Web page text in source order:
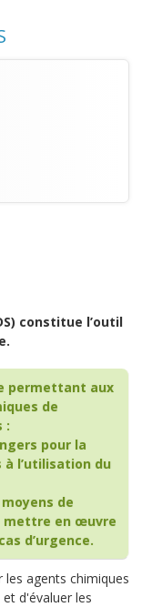
constitue l’outil
permettant aux
de
:
pour la
à l’utilisation du
de
mettre en œuvre
d’urgence.
les agents chimiques
d'évaluer les